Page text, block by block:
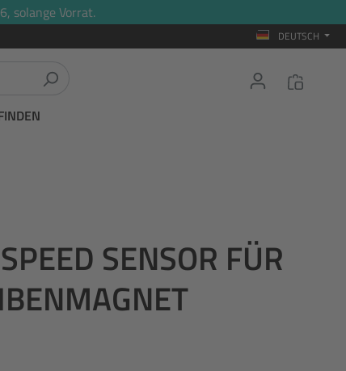
solange Vorrat.
DEUTSCH
SENSOR FÜR